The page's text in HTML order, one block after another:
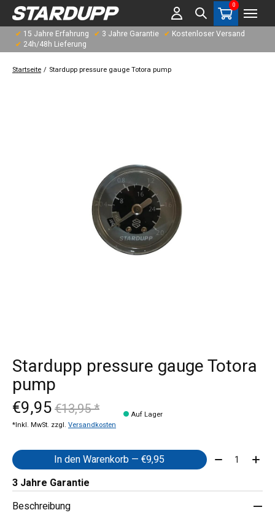
0items
✔ 15 Jahre Erfahrung ✔ 3 Jahre Garantie ✔ Kostenloser Versand
✔ 24h/48h Lieferung
Startseite / Stardupp pressure gauge Totora pump
Stardupp pressure gauge Totora
pump
€9,95€13,95 *
*Inkl. MwSt. zzgl. Versandkosten
Auf Lager
In den Warenkorb — €9,95
Menge:
3 Jahre Garantie
Beschreibung